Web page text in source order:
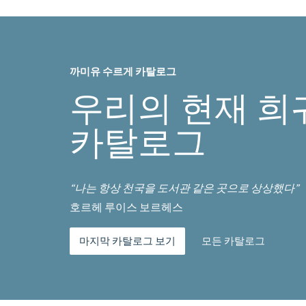
까미유 수르게 카탈로그
우리의 현재 희
카탈로그
“나는 항상 천국을 도서관 같은 곳으로 상상했다”
호르헤 루이스 보르헤스
마지막 카탈로그 보기 모든 카탈로그